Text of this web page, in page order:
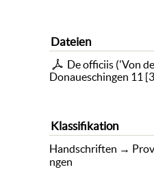
Dateien
De officiis ('Von
Donaueschingen 11 [
Klassifikation
Handschriften →
ngen